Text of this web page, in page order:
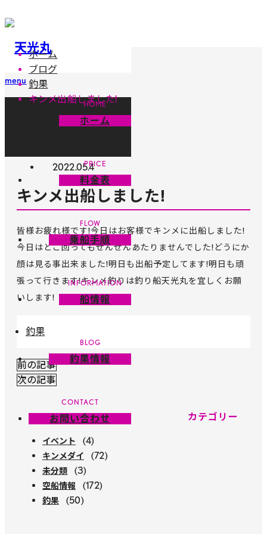
menu
ホーム
料金表
乗船手順
船情報
釣果情報
お問い合わせ
ホーム
ブログ
釣果
キンメ出船しました!
2022.05.4
キンメ出船しました!
皆様お疲れ様です!今日はお客様でキンメに出船しました!
今日はどこ回ってもぜんぜんあたりませんでした!どうにか
顔は見る事出来ました!明日も出船予定してます!明日も頑
張って行きます!キンメ釣りは釣り船天光丸を宜しくお願
いします!
釣果
前の記事
次の記事
カテゴリー
イベント (4)
キンメダイ (72)
未分類 (3)
空船情報 (172)
釣果 (50)